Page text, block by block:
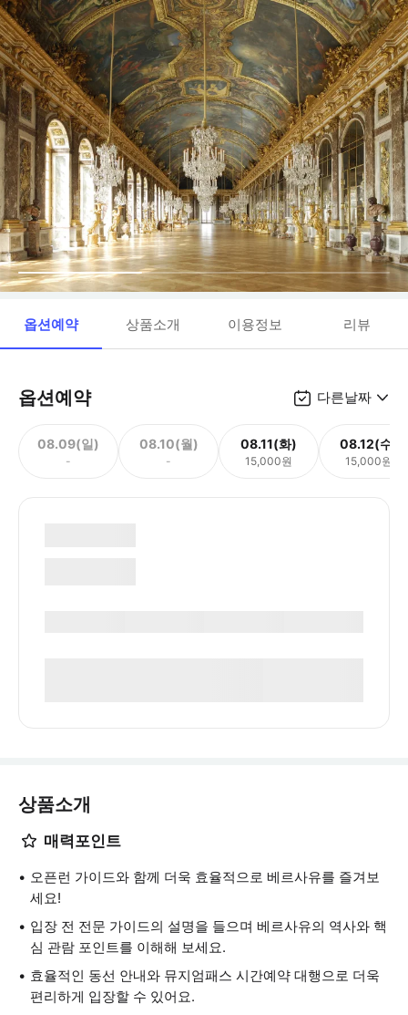
옵션예약 상품소개 이용정보 리뷰
옵션예약 다른날짜
08.09(일)
-
08.10(월)
-
08.11(화)
15,000원
08.12(수)
15,000원
상품소개
매력포인트
오픈런 가이드와 함께 더욱 효율적으로 베르사유를 즐겨보
세요!
입장 전 전문 가이드의 설명을 들으며 베르사유의 역사와 핵
심 관람 포인트를 이해해 보세요.
효율적인 동선 안내와 뮤지엄패스 시간예약 대행으로 더욱
편리하게 입장할 수 있어요.